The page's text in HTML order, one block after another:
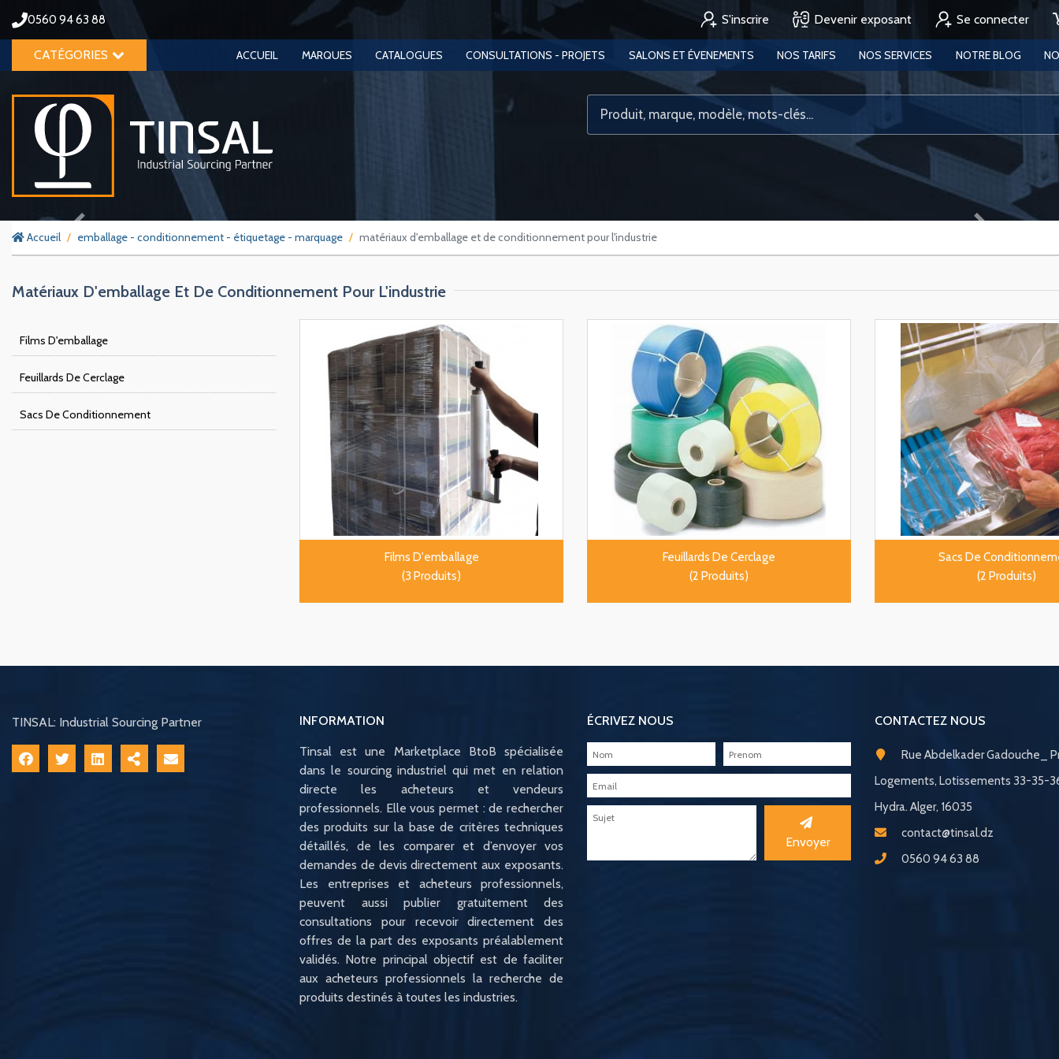
0560 94 63 88 S'inscrire Devenir exposant Se connecter
CATÉGORIES ACCUEIL MARQUES CATALOGUES CONSULTATIONS - PROJETS SALONS ET ÉVENEMENTS NOS TARIFS NOS SERVICES NOTRE BLOG
Accueil emballage - conditionnement - étiquetage - marquage matériaux d'emballage et de conditionnement pour l'industrie
Matériaux D'emballage Et De Conditionnement Pour L'industrie
Films D'emballage
Feuillards De Cerclage
Sacs De Conditionnement
Films D'emballage
(3 Produits)
Feuillards De Cerclage
(2 Produits)
Sacs De
(2 Produits)
TINSAL: Industrial Sourcing Partner INFORMATION
Tinsal est une Marketplace BtoB spécialisée
dans le sourcing industriel qui met en relation
directe les acheteurs et vendeurs
professionnels. Elle vous permet : de rechercher
des produits sur la base de critères techniques
détaillés, de les comparer et d’envoyer vos
demandes de devis directement aux exposants.
Les entreprises et acheteurs professionnels,
peuvent aussi publier gratuitement des
consultations pour recevoir directement des
offres de la part des exposants préalablement
validés. Notre principal objectif est de faciliter
aux acheteurs professionnels la recherche de
produits destinés à toutes les industries.
ÉCRIVEZ NOUS
Envoyer
CONTACTEZ NOUS
Rue Abdelkader Gadouche_
Logements, Lotissements 33-35-
Hydra. Alger, 16035
contact@tinsal.dz
0560 94 63 88